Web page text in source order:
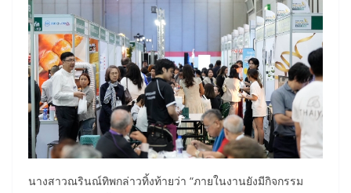
นางสาวณรินณ์ทิพกล่าวทิ้งท้ายว่า “ภายในงานยังมีกิจกรรม